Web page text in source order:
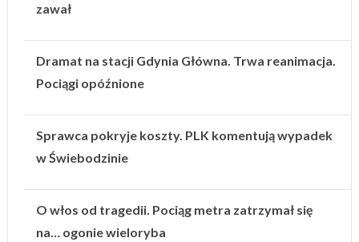
zawał
Dramat na stacji Gdynia Główna. Trwa reanimacja.
Pociągi opóźnione
Sprawca pokryje koszty. PLK komentują wypadek
w Świebodzinie
O włos od tragedii. Pociąg metra zatrzymał się
na… ogonie wieloryba